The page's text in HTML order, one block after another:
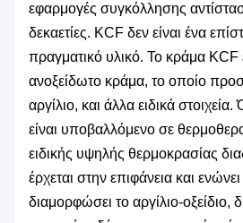
εφαρμογές συγκόλλησης
δεκαετίες. KCF δεν είναι ένα
πραγματικό υλικό. Το κράμα KCF
ανοξείδωτο κράμα, το οποίο
αργίλιο, και άλλα ειδικά
είναι υποβαλλόμενο σε
ειδικής υψηλής θερμοκρασίας
έρχεται στην επιφάνεια και
διαμορφώσει το αργίλιο-οξείδιο,